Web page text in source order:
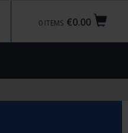
€0.00
0 ITEMS